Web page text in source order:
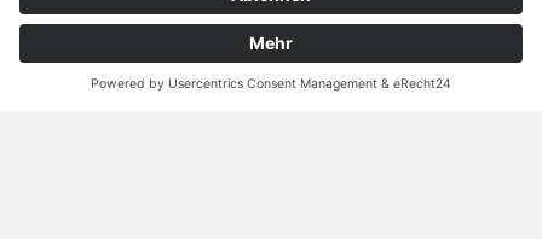
AKTUELLES
Beiträge Übersicht